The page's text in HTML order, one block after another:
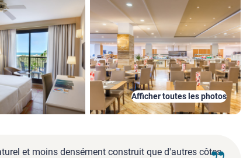
Afficher toutes les photos
et moins densément construit que d'autres côtes